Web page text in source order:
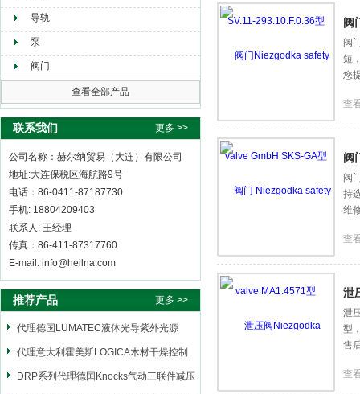
导轨
泵
阀门
查看全部产品
联系我们 更多 >>
公司名称：赫尔纳贸易（大连）有限公司
地址:大连保税区海航路9号
电话：86-0411-87187730
手机: 18804209403
联系人: 王经理
传真：86-411-87317760
E-mail: info@heilna.com
推荐产品 更多 >>
代理德国LUMATEC液体光导紫外光源
代理意大利霍美斯LOGICA木材干燥控制
仪
DRP系列代理德国Knocks气动三联件减压
阀
阀
短
您
查
阀
阀
持
维
查
泄
泄
型
售
查